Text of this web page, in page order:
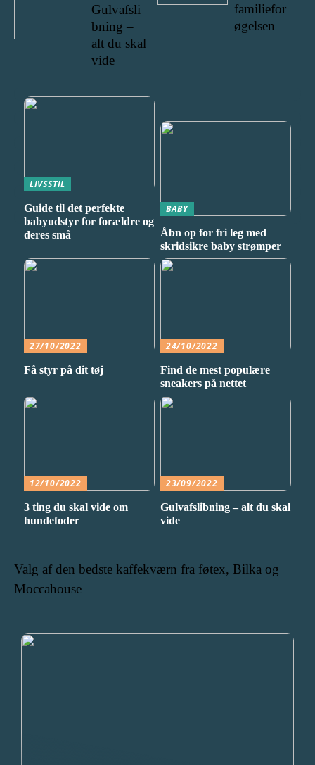
Gulvafsli
bning –
alt du skal
vide
familiefor
øgelsen
LIVSSTIL
Guide til det perfekte
babyudstyr for forældre og
deres små
BABY
Åbn op for fri leg med
skridsikre baby strømper
27/10/2022
Få styr på dit tøj
24/10/2022
Find de mest populære
sneakers på nettet
12/10/2022
3 ting du skal vide om
hundefoder
23/09/2022
Gulvafslibning – alt du skal
vide
Valg af den bedste kaffekværn fra føtex, Bilka og
Moccahouse